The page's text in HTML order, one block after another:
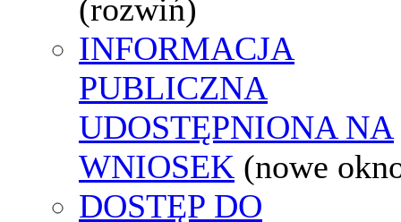
(rozwiń)
INFORMACJA
PUBLICZNA
UDOSTĘPNIONA NA
WNIOSEK (nowe
DOSTĘP DO